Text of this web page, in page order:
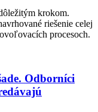
krokom.
riešenie celej
procesoch.
Odborníci